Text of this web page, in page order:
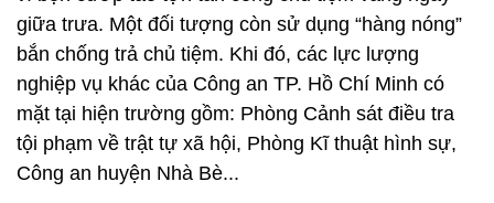
giữa trưa. Một đối tượng còn sử dụng “hàng nóng”
bắn chống trả chủ tiệm. Khi đó, các lực lượng
nghiệp vụ khác của Công an TP. Hồ Chí Minh có
mặt tại hiện trường gồm: Phòng Cảnh sát điều tra
tội phạm về trật tự xã hội, Phòng Kĩ thuật hình sự,
Công an huyện Nhà Bè...